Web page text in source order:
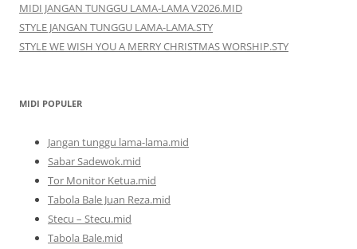
MIDI JANGAN TUNGGU LAMA-LAMA V2026.MID
STYLE JANGAN TUNGGU LAMA-LAMA.STY
STYLE WE WISH YOU A MERRY CHRISTMAS WORSHIP.STY
MIDI POPULER
Jangan tunggu lama-lama.mid
Sabar Sadewok.mid
Tor Monitor Ketua.mid
Tabola Bale Juan Reza.mid
Stecu – Stecu.mid
Tabola Bale.mid